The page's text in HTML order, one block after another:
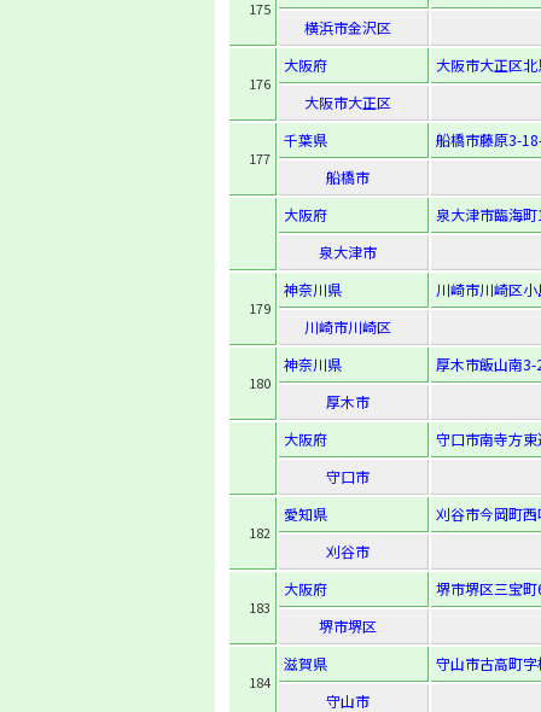
175
横浜市金沢区
176
大阪府
大阪市大正区
大阪市大正区
177
千葉県
船橋市藤原3-
船橋市
大阪府
泉大津市臨海
泉大津市
179
神奈川県
川崎市川崎区
川崎市川崎区
180
神奈川県
厚木市飯山南
厚木市
大阪府
守口市南寺方
守口市
182
愛知県
刈谷市今岡町
刈谷市
183
大阪府
堺市堺区三宝
堺市堺区
184
滋賀県
守山市古高町
守山市